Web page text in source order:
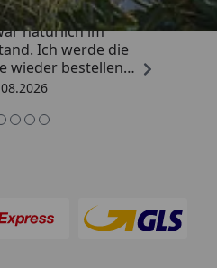
schnelle Lieferung.
natürlich im
Ich werde die
wieder bestellen
Belegschaft gute